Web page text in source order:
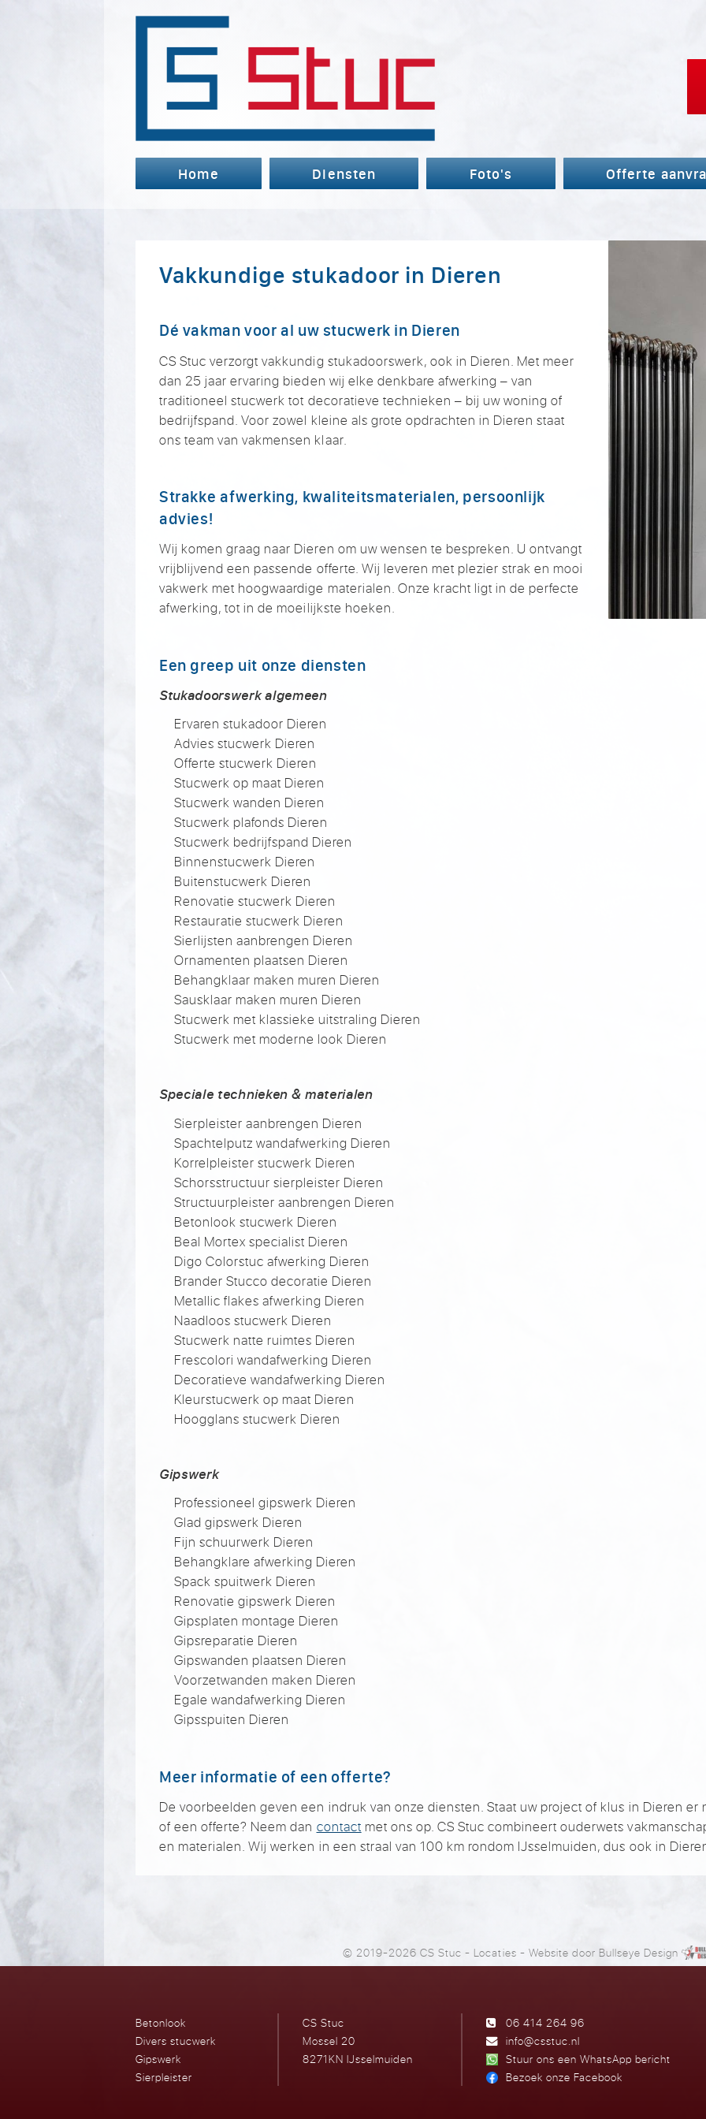
Home Diensten Foto's Offerte
Vakkundige stukadoor in Dieren
Dé vakman voor al uw stucwerk in Dieren
CS Stuc verzorgt vakkundig stukadoorswerk, ook in Dieren. Met meer
dan 25 jaar ervaring bieden wij elke denkbare afwerking – van
traditioneel stucwerk tot decoratieve technieken – bij uw woning of
bedrijfspand. Voor zowel kleine als grote opdrachten in Dieren staat
ons team van vakmensen klaar.
Strakke afwerking, kwaliteitsmaterialen, persoonlijk
advies!
Wij komen graag naar Dieren om uw wensen te bespreken. U ontvangt
vrijblijvend een passende offerte. Wij leveren met plezier strak en mooi
vakwerk met hoogwaardige materialen. Onze kracht ligt in de perfecte
afwerking, tot in de moeilijkste hoeken.
Een greep uit onze diensten
Stukadoorswerk algemeen
Ervaren stukadoor Dieren
Advies stucwerk Dieren
Offerte stucwerk Dieren
Stucwerk op maat Dieren
Stucwerk wanden Dieren
Stucwerk plafonds Dieren
Stucwerk bedrijfspand Dieren
Binnenstucwerk Dieren
Buitenstucwerk Dieren
Renovatie stucwerk Dieren
Restauratie stucwerk Dieren
Sierlijsten aanbrengen Dieren
Ornamenten plaatsen Dieren
Behangklaar maken muren Dieren
Sausklaar maken muren Dieren
Stucwerk met klassieke uitstraling Dieren
Stucwerk met moderne look Dieren
Speciale technieken & materialen
Sierpleister aanbrengen Dieren
Spachtelputz wandafwerking Dieren
Korrelpleister stucwerk Dieren
Schorsstructuur sierpleister Dieren
Structuurpleister aanbrengen Dieren
Betonlook stucwerk Dieren
Beal Mortex specialist Dieren
Digo Colorstuc afwerking Dieren
Brander Stucco decoratie Dieren
Metallic flakes afwerking Dieren
Naadloos stucwerk Dieren
Stucwerk natte ruimtes Dieren
Frescolori wandafwerking Dieren
Decoratieve wandafwerking Dieren
Kleurstucwerk op maat Dieren
Hoogglans stucwerk Dieren
Gipswerk
Professioneel gipswerk Dieren
Glad gipswerk Dieren
Fijn schuurwerk Dieren
Behangklare afwerking Dieren
Spack spuitwerk Dieren
Renovatie gipswerk Dieren
Gipsplaten montage Dieren
Gipsreparatie Dieren
Gipswanden plaatsen Dieren
Voorzetwanden maken Dieren
Egale wandafwerking Dieren
Gipsspuiten Dieren
Meer informatie of een offerte?
De voorbeelden geven een indruk van onze diensten. Staat uw project of klus in Dieren
of een offerte? Neem dan contact met ons op. CS Stuc combineert ouderwets
en materialen. Wij werken in een straal van 100 km rondom IJsselmuiden, dus ook in
© 2019-2026 CS Stuc- Locaties - Website door Bullseye Design
Betonlook
Divers stucwerk
Gipswerk
Sierpleister
CS Stuc
Mossel 20
8271KN IJsselmuiden
06 414 264 96
info@csstuc.nl
Stuur ons een WhatsApp bericht
Bezoek onze Facebook